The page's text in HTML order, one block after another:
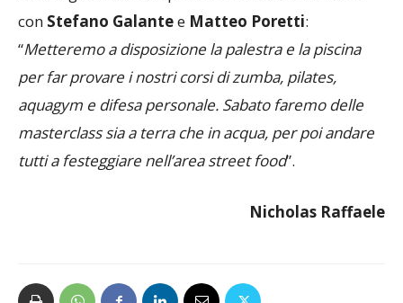
“Metteremo a disposizione la palestra e la piscina
per far provare i nostri corsi di zumba, pilates,
aquagym e difesa personale. Sabato faremo delle
masterclass sia a terra che in acqua, per poi andare
tutti a festeggiare nell’area street food”.